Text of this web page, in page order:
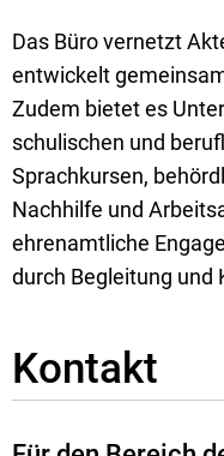
Das Büro vernetzt
entwickelt
Zudem bietet es
schulischen und
Sprachkursen,
Nachhilfe und
ehrenamtliche
durch Begleitung und
Kontakt